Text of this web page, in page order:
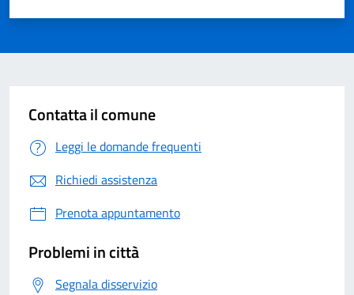
Contatta il comune
Leggi le domande frequenti
Richiedi assistenza
Prenota appuntamento
Problemi in città
Segnala disservizio